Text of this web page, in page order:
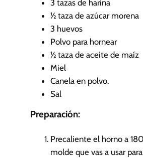
s
3 tazas de harina
½ taza de azúcar morena
3 huevos
Polvo para hornear
½ taza de aceite de maíz
Miel
Canela en polvo.
Sal
Preparación:
Precaliente el horno a
molde que vas a usar